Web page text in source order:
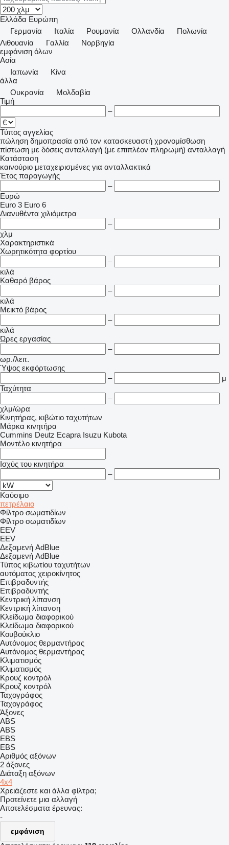
Ελλάδα Ευρώπη
Γερμανία
Ιταλία Ρουμανία Ολλανδία
Πολωνία
Λιθουανία
Γαλλία
Νορβηγία
εμφάνιση όλων
Ασία
Ιαπωνία
Κίνα
άλλα
Ουκρανία
Μολδαβία
Τιμή
–
Τύπος αγγελίας
πώληση δημοπρασία από τον κατασκευαστή χρονομίσθωση
πίστωση με δόσεις ανταλλαγή (με επιπλέον πληρωμή) ανταλλαγή
Κατάσταση
καινούριο μεταχειρισμένες για ανταλλακτικά
Έτος παραγωγής
–
Ευρώ
Euro 3 Euro 6
Διανυθέντα χιλιόμετρα
–
χλμ
Χαρακτηριστικά
Χωρητικότητα φορτίου
–
κιλά
Καθαρό βάρος
–
κιλά
Μεικτό βάρος
–
κιλά
Ώρες εργασίας
–
ωρ./λειτ.
Ύψος εκφόρτωσης
–
μ
Ταχύτητα
–
χλμ/ώρα
Κινητήρας, κιβώτιο ταχυτήτων
Μάρκα κινητήρα
Cummins Deutz Ecapra Isuzu Kubota
Μοντέλο κινητήρα
Ισχύς του κινητήρα
–
Καύσιμο
πετρέλαιο
Φίλτρο σωματιδίων
Φίλτρο σωματιδίων
EEV
EEV
Δεξαμενή AdBlue
Δεξαμενή AdBlue
Τύπος κιβωτίου ταχυτήτων
αυτόματος χειροκίνητος
Επιβραδυντής
Επιβραδυντής
Κεντρική λίπανση
Κεντρική λίπανση
Κλείδωμα διαφορικού
Κλείδωμα διαφορικού
Κουβούκλιο
Αυτόνομος θερμαντήρας
Αυτόνομος θερμαντήρας
Κλιματισμός
Κλιματισμός
Κρουζ κοντρόλ
Κρουζ κοντρόλ
Ταχογράφος
Ταχογράφος
Άξονες
ABS
ABS
EBS
EBS
Αριθμός αξόνων
2 άξονες
Διάταξη αξόνων
4x4
Χρειάζεστε και άλλα φίλτρα;
Προτείνετε μια αλλαγή
Αποτελέσματα έρευνας:
-
εμφάνιση